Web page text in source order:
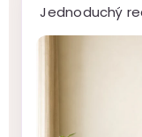
Jednoduchý